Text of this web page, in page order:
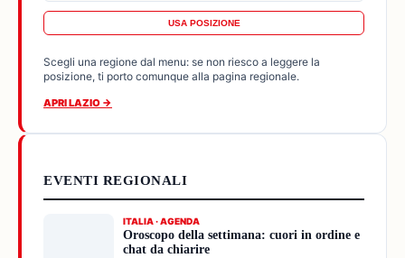
USA POSIZIONE
Scegli una regione dal menu: se non riesco a leggere la
posizione, ti porto comunque alla pagina regionale.
APRI LAZIO →
EVENTI REGIONALI
ITALIA · AGENDA
Oroscopo della settimana: cuori in ordine e
chat da chiarire